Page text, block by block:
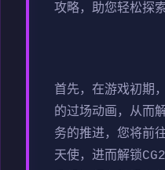
攻略，助您轻松探
首先，在游戏初期
的过场动画，从而
务的推进，您将前
天使，进而解锁